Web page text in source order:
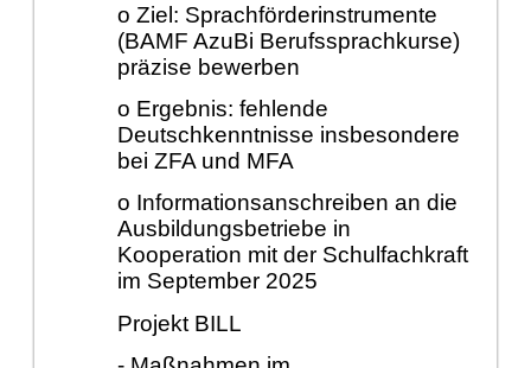
o Ziel: Sprachförderinstrumente
(BAMF AzuBi Berufssprachkurse)
präzise bewerben
o Ergebnis: fehlende
Deutschkenntnisse insbesondere
bei ZFA und MFA
o Informationsanschreiben an die
Ausbildungsbetriebe in
Kooperation mit der Schulfachkraft
im September 2025
Projekt BILL